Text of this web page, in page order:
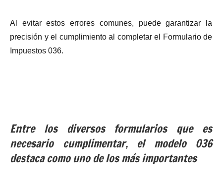
Al evitar estos errores comunes, puede garantizar la
precisión y el cumplimiento al completar el Formulario de
Impuestos 036.
Entre los diversos formularios que es
necesario cumplimentar, el modelo 036
destaca como uno de los más importantes